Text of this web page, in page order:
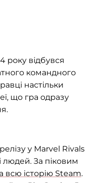
року відбувся
командного
настільки
що гра одразу
у Marvel Rivals
людей. За піковим
всю історію Steam.